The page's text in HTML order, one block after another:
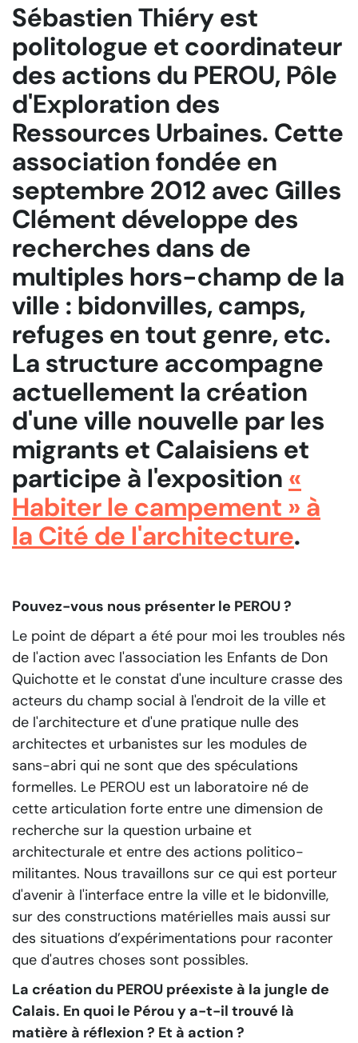
Sébastien Thiéry est
politologue et coordinateur
des actions du PEROU, Pôle
d'Exploration des
Ressources Urbaines. Cette
association fondée en
septembre 2012 avec Gilles
Clément développe des
recherches dans de
multiples hors-champ de la
ville : bidonvilles, camps,
refuges en tout genre, etc.
La structure accompagne
actuellement la création
d'une ville nouvelle par les
migrants et Calaisiens et
participe à l'exposition «
Habiter le campement » à
la Cité de l'architecture.
Pouvez-vous nous présenter le PEROU ?
Le point de départ a été pour moi les troubles nés
de l'action avec l'association les Enfants de Don
Quichotte et le constat d'une inculture crasse des
acteurs du champ social à l'endroit de la ville et
de l'architecture et d'une pratique nulle des
architectes et urbanistes sur les modules de
sans-abri qui ne sont que des spéculations
formelles. Le PEROU est un laboratoire né de
cette articulation forte entre une dimension de
recherche sur la question urbaine et
architecturale et entre des actions politico-
militantes. Nous travaillons sur ce qui est porteur
d'avenir à l'interface entre la ville et le bidonville,
sur des constructions matérielles mais aussi sur
des situations d’expérimentations pour raconter
que d'autres choses sont possibles.
La création du PEROU préexiste à la jungle de
Calais. En quoi le Pérou y a-t-il trouvé là
matière à réflexion ? Et à action ?